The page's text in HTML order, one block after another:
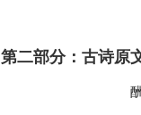
第二部分：古诗原